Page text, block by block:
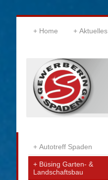
Home Aktuelles
Autotreff Spaden
Büsing Garten- &
Landschaftsbau